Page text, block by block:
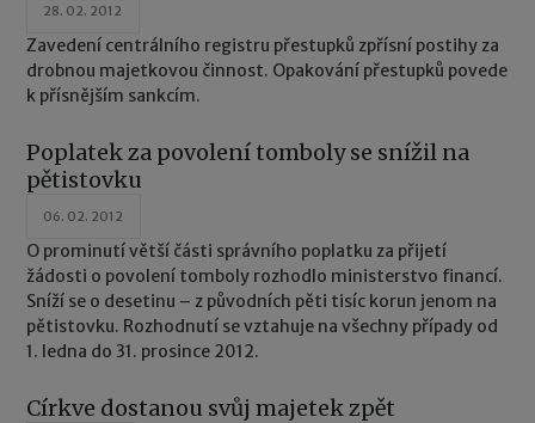
28. 02. 2012
Zavedení centrálního registru přestupků zpřísní postihy za
drobnou majetkovou činnost. Opakování přestupků povede
k přísnějším sankcím.
Poplatek za povolení tomboly se snížil na
pětistovku
06. 02. 2012
O prominutí větší části správního poplatku za přijetí
žádosti o povolení tomboly rozhodlo ministerstvo financí.
Sníží se o desetinu – z původních pěti tisíc korun jenom na
pětistovku. Rozhodnutí se vztahuje na všechny případy od
1. ledna do 31. prosince 2012.
Církve dostanou svůj majetek zpět